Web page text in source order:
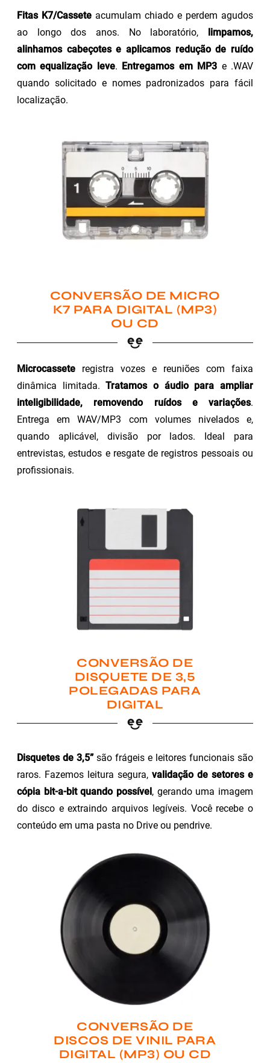
Fitas K7/Cassete acumulam chiado e perdem agudos
ao longo dos anos. No laboratório, limpamos,
alinhamos cabeçotes e aplicamos redução de ruído
com equalização leve. Entregamos em MP3 e .WAV
quando solicitado e nomes padronizados para fácil
localização.
CONVERSÃO DE MICRO
K7 PARA DIGITAL (MP3)
OU CD
Microcassete registra vozes e reuniões com faixa
dinâmica limitada.Tratamos o áudio para ampliar
inteligibilidade, removendo ruídos e variações.
Entrega em WAV/MP3 com volumes nivelados e,
quando aplicável, divisão por lados. Ideal para
entrevistas, estudos e resgate de registros pessoais ou
profissionais.
CONVERSÃO DE
DISQUETE DE 3,5
POLEGADAS PARA
DIGITAL
Disquetes de 3,5”são frágeis e leitores funcionais são
raros. Fazemos leitura segura, validação de setores e
cópia bit-a-bit quando possível, gerando uma imagem
do disco e extraindo arquivos legíveis. Você recebe o
conteúdo em uma pasta no Drive ou pendrive.
CONVERSÃO DE
DISCOS DE VINIL PARA
DIGITAL (MP3) OU CD